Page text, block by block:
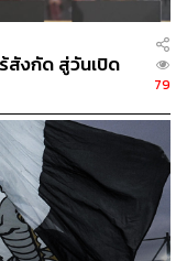
สังกัด สู่วันเปิด
79